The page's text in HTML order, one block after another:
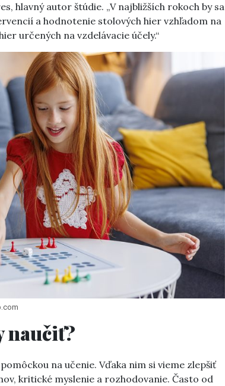
hlavný autor štúdie. „V najbližších rokoch by sa
a hodnotenie stolových hier vzhľadom na
určených na vzdelávacie účely.“
naučiť?
na učenie. Vďaka nim si vieme zlepšiť
kritické myslenie a rozhodovanie. Často od